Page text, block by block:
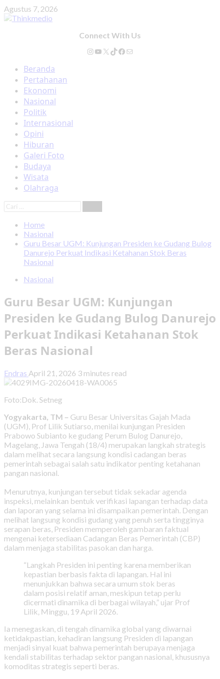
Skip
to
Agustus 7, 2026
Connect With Us
Instagram
YouTube
X TikTok
Facebook
Mail
Primary
Menu
Beranda
Pertahanan
Ekonomi
Nasional
Politik
Internasional
Opini
Hiburan
Galeri Foto
Budaya
Wisata
Olahraga
Cari
untuk:
Home
Nasional
Guru Besar UGM: Kunjungan Presiden ke Gudang Bulog
Danurejo Perkuat Indikasi Ketahanan Stok Beras
Nasional
Nasional
Guru Besar UGM: Kunjungan
Presiden ke Gudang Bulog Danurejo
Perkuat Indikasi Ketahanan Stok
Beras Nasional
Endras April 21, 2026 3 minutes read
Foto:Dok. Setneg
Yogyakarta, TM – Guru Besar Universitas Gajah Mada
(UGM), Prof Lilik Sutiarso, menilai kunjungan Presiden
Prabowo Subianto ke gudang Perum Bulog Danurejo,
Magelang, Jawa Tengah (18/4) merupakan langkah strategis
dalam melihat secara langsung kondisi cadangan beras
pemerintah sebagai salah satu indikator penting ketahanan
pangan nasional.
Menurutnya, kunjungan tersebut tidak sekadar agenda
inspeksi, melainkan bentuk verifikasi lapangan terhadap data
dan laporan yang selama ini disampaikan pemerintah. Dengan
melihat langsung kondisi gudang yang penuh serta tingginya
serapan beras, Presiden memperoleh gambaran faktual
mengenai ketersediaan Cadangan Beras Pemerintah (CBP)
dalam menjaga stabilitas pasokan dan harga.
“Langkah Presiden ini penting karena memberikan
kepastian berbasis fakta di lapangan. Hal ini
menunjukkan bahwa secara umum stok beras
dalam posisi relatif aman, meskipun tetap perlu
dicermati dinamika di berbagai wilayah,” ujar Prof
Lilik, Minggu, 19 April 2026.
Ia menegaskan, di tengah dinamika global yang diwarnai
ketidakpastian, kehadiran langsung Presiden di lapangan
menjadi sinyal kuat bahwa pemerintah berupaya menjaga
kendali stabilitas terhadap sektor pangan nasional, khususnya
komoditas strategis seperti beras.